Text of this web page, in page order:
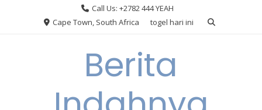
Call Us: +2782 444 YEAH
Cape Town, South Africa
togel hari ini
Berita